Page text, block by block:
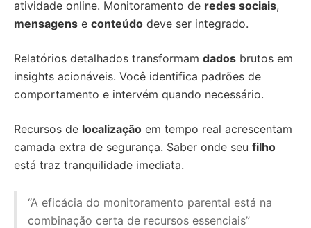
atividade online. Monitoramento de redes sociais,
mensagens e conteúdo deve ser integrado.
Relatórios detalhados transformam dados brutos em
insights acionáveis. Você identifica padrões de
comportamento e intervém quando necessário.
Recursos de localização em tempo real acrescentam
camada extra de segurança. Saber onde seu filho
está traz tranquilidade imediata.
“A eficácia do monitoramento parental está na
combinação certa de recursos essenciais”